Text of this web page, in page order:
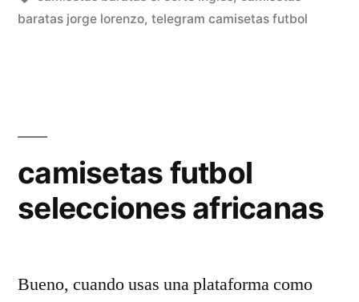
baratas jorge lorenzo, telegram camisetas futbol
camisetas futbol
selecciones africanas
Bueno, cuando usas una plataforma como